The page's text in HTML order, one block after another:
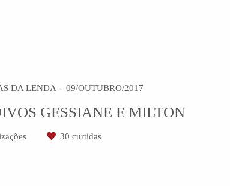
DA LENDA 09/OUTUBRO/2017
GESSIANE E MILTON
30 curtidas